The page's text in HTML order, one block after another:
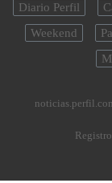
Diario Perfil
Weekend